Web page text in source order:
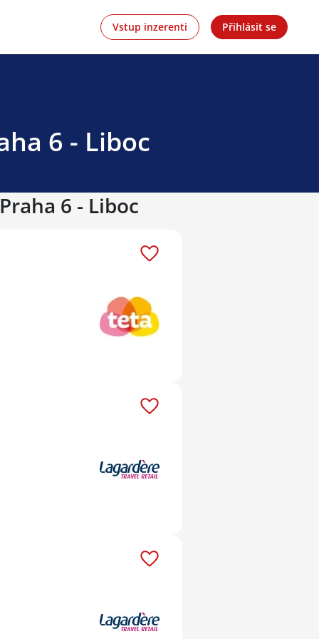
Vstup inzerenti Přihlásit se
6 - Liboc
6 - Liboc